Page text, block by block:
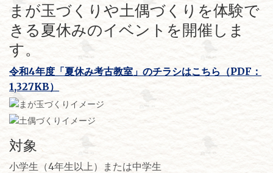
まが玉づくりや土偶づくりを体験で
きる夏休みのイベントを開催しま
す。
令和4年度「夏休み考古教室」のチラシはこちら（PDF：
1,327KB）
対象
小学生（4年生以上）または中学生